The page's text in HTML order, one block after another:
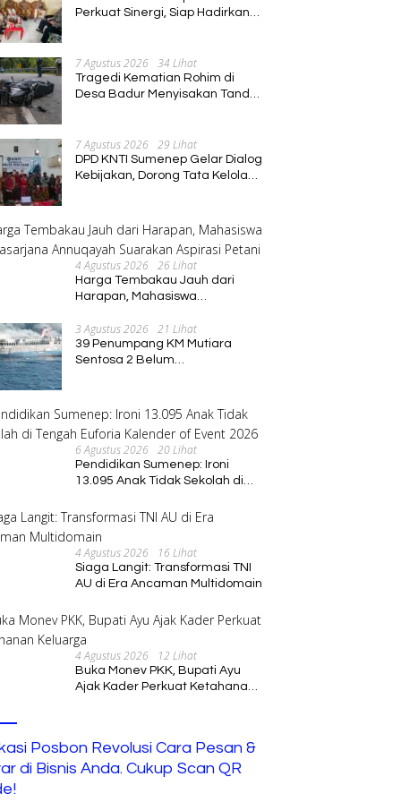
Perkuat Sinergi, Siap Hadirkan
7 Agustus 2026 34 Lihat
Tragedi Kematian Rohim di
Desa Badur Menyisakan Tanda
Kadus
7 Agustus 2026 29 Lihat
DPD KNTI Sumenep Gelar Dialog
Kebijakan, Dorong Tata Kelola
4 Agustus 2026 26 Lihat
Harga Tembakau Jauh dari
Harapan, Mahasiswa
Suarakan Aspirasi Petani
3 Agustus 2026 21 Lihat
39 Penumpang KM Mutiara
Sentosa 2 Belum
6 Agustus 2026 20 Lihat
Pendidikan Sumenep: Ironi
13.095 Anak Tidak Sekolah di
Event 2026
4 Agustus 2026 16 Lihat
Siaga Langit: Transformasi TNI
AU di Era Ancaman Multidomain
4 Agustus 2026 12 Lihat
Buka Monev PKK, Bupati Ayu
Ajak Kader Perkuat Ketahanan
Posbon Revolusi Cara Pesan &
di Bisnis Anda. Cukup Scan QR